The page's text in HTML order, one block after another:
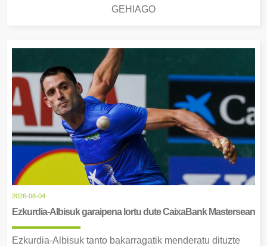
GEHIAGO
2026-08-04
Ezkurdia-Albisuk garaipena lortu dute CaixaBank Mastersean
Ezkurdia-Albisuk tanto bakarragatik menderatu dituzte